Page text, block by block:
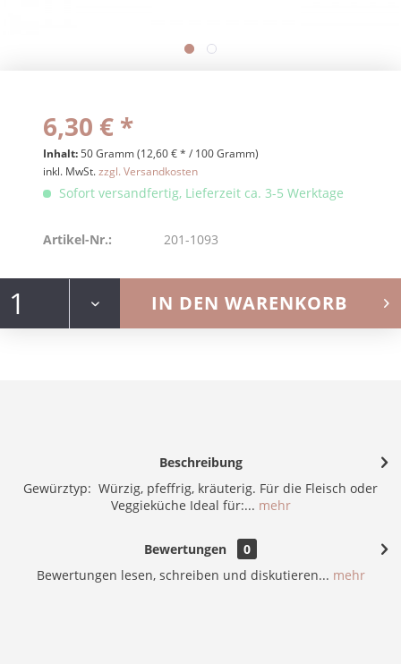
6,30 € *
Inhalt:50 Gramm (12,60 € * / 100 Gramm)
inkl. MwSt.zzgl. Versandkosten
Sofort versandfertig, Lieferzeit ca. 3-5 Werktage
IN DEN WARENKORB
Artikel-Nr.: 201-1093
Beschreibung
Gewürztyp: Würzig, pfeffrig, kräuterig. Für die Fleisch oder
Veggieküche Ideal für:... mehr
Bewertungen
0
Bewertungen lesen, schreiben und diskutieren... mehr